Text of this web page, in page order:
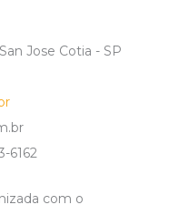
Jose Cotia - SP
6162
com o